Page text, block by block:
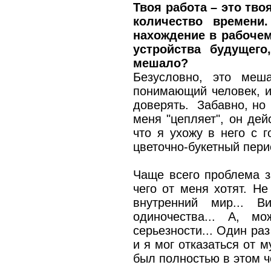
Твоя работа – это
количество
нахождение в
устройства
мешало?
Безусловно, это
понимающий человек,
доверять. Забавно, но
меня "цепляет", он
что я ухожу в него с
цветочно-букетный
Чаще всего проблема
чего от меня хотят.
внутренний мир...
одиночества... А,
серьезности... Один
и я мог отказаться от
был полностью в этом